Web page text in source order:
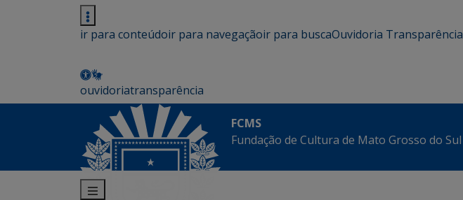
ir para conteúdoir para navegaçãoir para buscaOuvidoria Transparência
ouvidoriatransparência
FCMS
Fundação de Cultura de Mato Grosso do Sul